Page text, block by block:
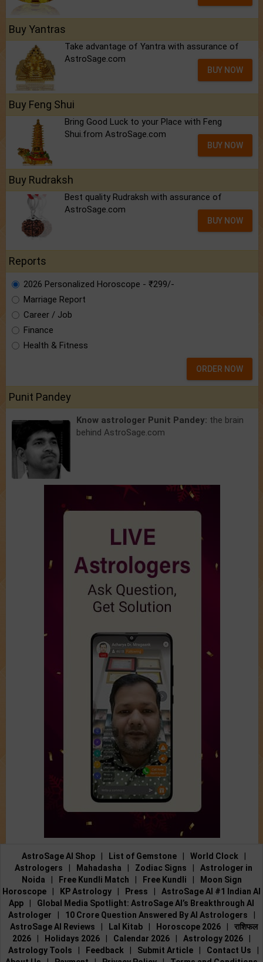
Buy Yantras
Take advantage of Yantra with assurance of
AstroSage.com
BUY NOW
Buy Feng Shui
Bring Good Luck to your Place with Feng
Shui.from AstroSage.com
BUY NOW
Buy Rudraksh
Best quality Rudraksh with assurance of
AstroSage.com
BUY NOW
Reports
2026 Personalized Horoscope - ₹299/-
Marriage Report
Career / Job
Finance
Health & Fitness
ORDER NOW
Punit Pandey
Know astrologer Punit Pandey: the brain
behind AstroSage.com
AstroSage AI Shop List of Gemstone World Clock
Astrologers
Mahadasha Zodiac Signs
Astrologer in
Noida
Free Kundli Match Free Kundli
Moon Sign
Horoscope
KP Astrology Press
AstroSage AI #1 Indian AI
App
Global Media Spotlight: AstroSage AI’s Breakthrough AI
Astrologer
10 Crore Question Answered By AI Astrologers
AstroSage AI Reviews
Lal Kitab Horoscope 2026
राशिफल
2026
Holidays 2026 Calendar 2026 Astrology 2026
Astrology Tools
Feedback Submit Article Contact Us